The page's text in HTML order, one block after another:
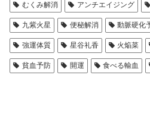
むくみ解消 アンチエイジング
九紫火星 便秘解消 動脈硬化
強運体質 星谷礼香 火焔菜
貧血予防 開運 食べる輸血